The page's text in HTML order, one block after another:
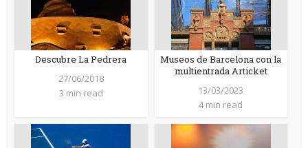
Descubre La Pedrera
27/06/2018
3 min read
Museos de Barcelona con la
multientrada Articket
13/03/2023
4 min read